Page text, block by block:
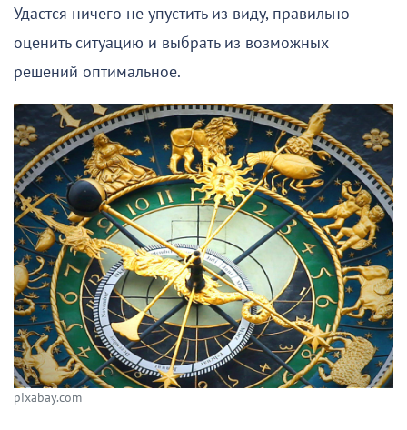
Удастся ничего не упустить из виду, правильно
оценить ситуацию и выбрать из возможных
решений оптимальное.
pixabay.com